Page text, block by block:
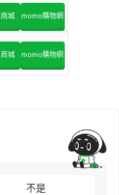
城 momo購物網
城 momo購物網
不是